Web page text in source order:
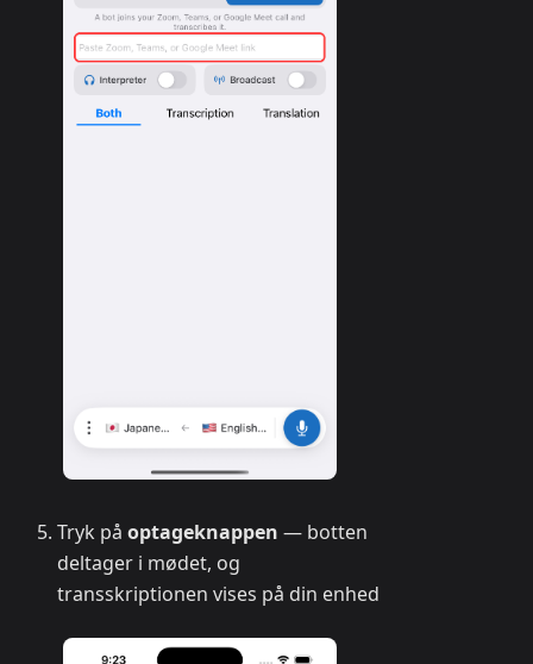
Tryk på optageknappen — botten
deltager i mødet, og
transskriptionen vises på din enhed